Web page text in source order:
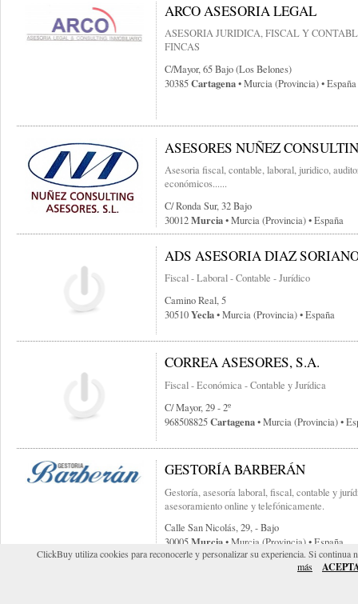
ARCO ASESORIA LEGAL
ASESORIA JURIDICA, FISCAL Y
FINCAS
C/mayor, 65 Bajo (los Belones)
30385Cartagena• Murcia (provincia) • España
ASESORES NUÑEZ
Asesoria fiscal, contable, laboral, juridico,
económicos......
C/ Ronda Sur, 32 Bajo
30012Murcia• Murcia (provincia) • España
ADS ASESORIA DIAZ
Fiscal - Laboral - Contable - Jurídico
Camino Real, 5
30510Yecla• Murcia (provincia) • España
CORREA ASESORES, S.A.
Fiscal - Económica - Contable y Jurídica
C/ Mayor, 29 - 2º
968508825Cartagena• Murcia (provincia) •
GESTORÍA BARBERÁN
Gestoría, asesoría laboral, fiscal, contable y
asesoramiento online y telefónicamente.
Calle San Nicolás, 29, - Bajo
30005Murcia• Murcia (provincia) • España
http://www.gestoriabarberan.com
ClickBuy utiliza cookies para reconocerle y personalizar su experiencia. Si continua
más